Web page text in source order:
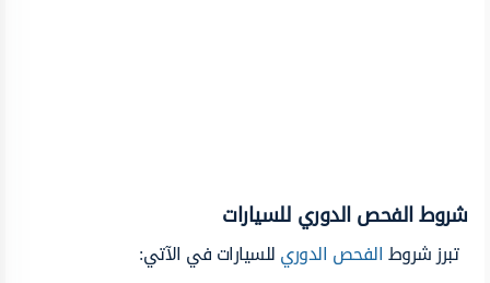
شروط الفحص الدوري للسيارات
تبرز شروطالفحص الدوريللسيارات في الآتي: